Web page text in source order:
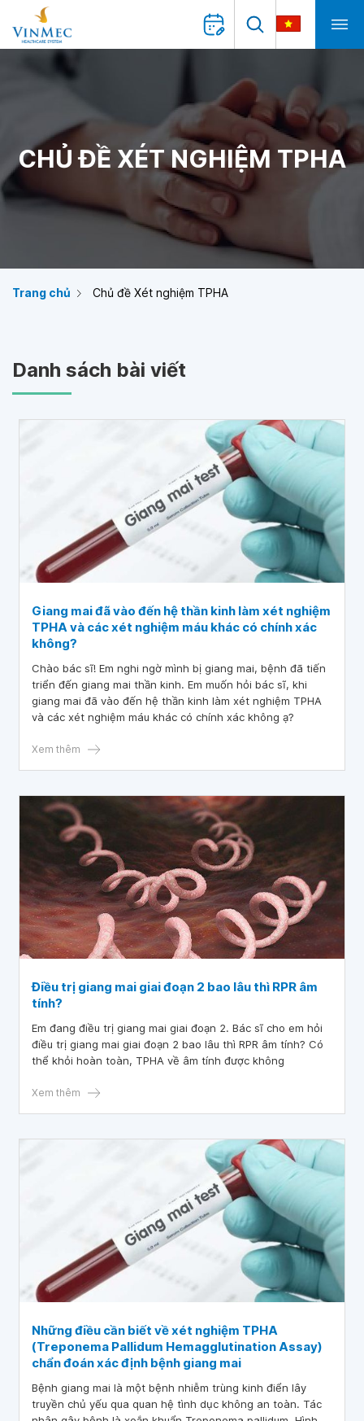
CHỦ ĐỀ XÉT NGHIỆM TPHA
Trang chủ Chủ đề Xét nghiệm TPHA
Danh sách bài viết
Giang mai đã vào đến hệ thần kinh làm xét nghiệm
TPHA và các xét nghiệm máu khác có chính xác
không?
Chào bác sĩ! Em nghi ngờ mình bị giang mai, bệnh đã tiến
triển đến giang mai thần kinh. Em muốn hỏi bác sĩ, khi
giang mai đã vào đến hệ thần kinh làm xét nghiệm TPHA
và các xét nghiệm máu khác có chính xác không ạ?
Xem thêm
Điều trị giang mai giai đoạn 2 bao lâu thì RPR âm
tính?
Em đang điều trị giang mai giai đoạn 2. Bác sĩ cho em hỏi
điều trị giang mai giai đoạn 2 bao lâu thì RPR âm tính? Có
thể khỏi hoàn toàn, TPHA về âm tính được không
Xem thêm
Những điều cần biết về xét nghiệm TPHA
(Treponema Pallidum Hemagglutination Assay)
chẩn đoán xác định bệnh giang mai
Bệnh giang mai là một bệnh nhiễm trùng kinh điển lây
truyền chủ yếu qua quan hệ tình dục không an toàn. Tác